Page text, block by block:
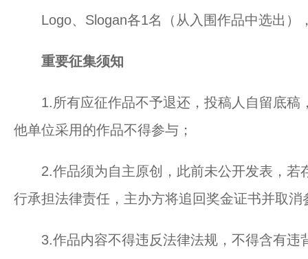
Logo、Slogan各1名（从入围作品中选出）
重要征集须知
1.所有应征作品不予退还，投稿人自留底稿
他单位采用的作品不得参与；
2.作品须为自主原创，此前未公开发表，若
行承担法律责任，主办方将追回奖金证书并取消
3.作品内容不得违反法律法规，不得含有违